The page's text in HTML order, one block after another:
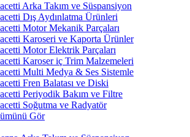
Arka Takım ve Süspansiyon
Dış Aydınlatma Ürünleri
Motor Mekanik Parçaları
Karoseri ve Kaporta Ürünler
Motor Elektrik Parçaları
Karoser iç Trim Malzemeleri
Multi Medya & Ses Sistemle
Fren Balatası ve Diski
Periyodik Bakım ve Filtre
Soğutma ve Radyatör
Gör